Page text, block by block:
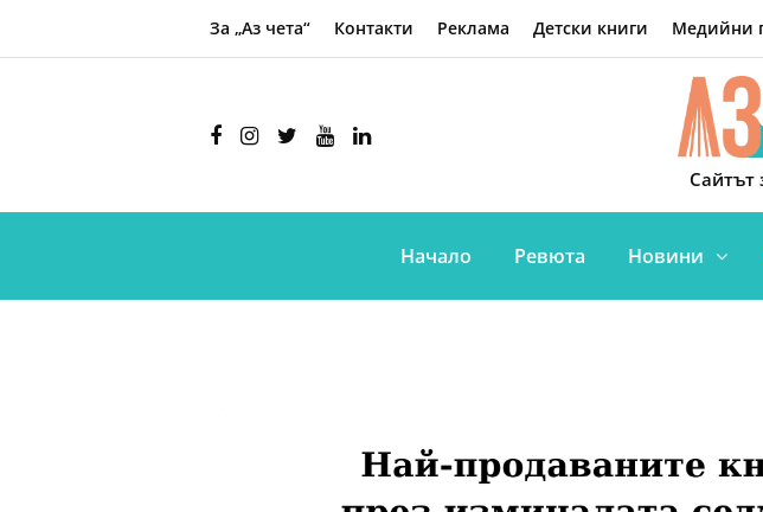
За „Аз чета“ Контакти Реклама Детски книги Медийни
Сайтът
Начало Ревюта Новини